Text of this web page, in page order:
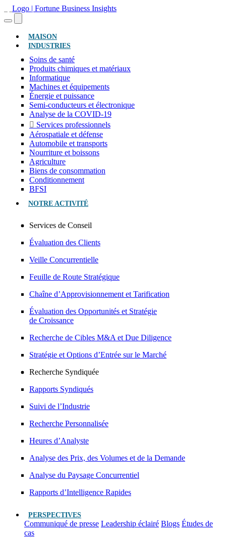
MAISON(ACTUEL)
INDUSTRIES
Soins de santé
Produits chimiques et matériaux
Informatique
Machines et équipements
Énergie et puissance
Semi-conducteurs et électronique
Analyse de la COVID-19
Services professionnels
Aérospatiale et défense
Automobile et transports
Nourriture et boissons
Agriculture
Biens de consommation
Conditionnement
BFSI
NOTRE ACTIVITÉ
Services de Conseil
Évaluation des Clients
Veille Concurrentielle
Feuille de Route Stratégique
Chaîne d’Approvisionnement et Tarification
Évaluation des Opportunités et Stratégie
de Croissance
Recherche de Cibles M&A et Due Diligence
Stratégie et Options d’Entrée sur le Marché
Recherche Syndiquée
Rapports Syndiqués
Suivi de l’Industrie
Recherche Personnalisée
Heures d’Analyste
Analyse des Prix, des Volumes et de la Demande
Analyse du Paysage Concurrentiel
Rapports d’Intelligence Rapides
PERSPECTIVES
Communiqué de presse Leadership éclairé Blogs Études de
cas